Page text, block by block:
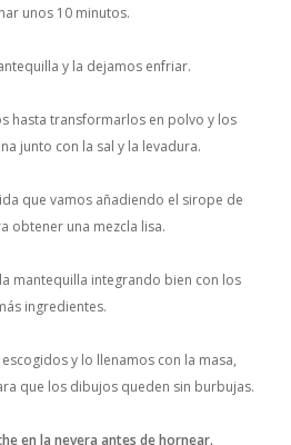
unos 10 minutos.
y la dejamos enfriar.
hasta transformarlos en polvo y los
junto con la sal y la levadura.
que vamos añadiendo el sirope de
obtener una mezcla lisa.
mantequilla integrando bien con los
ingredientes.
y lo llenamos con la masa,
que los dibujos queden sin burbujas.
en la nevera antes de hornear.